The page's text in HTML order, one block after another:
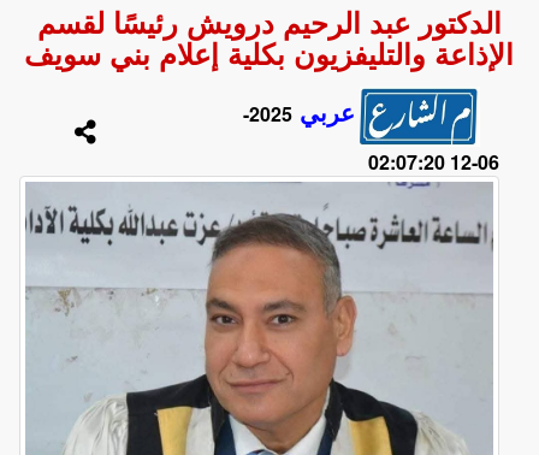
الدكتور عبد الرحيم درويش رئيسًا لقسم
الإذاعة والتليفزيون بكلية إعلام بني سويف
عربي
2025-
06-12 02:07:20